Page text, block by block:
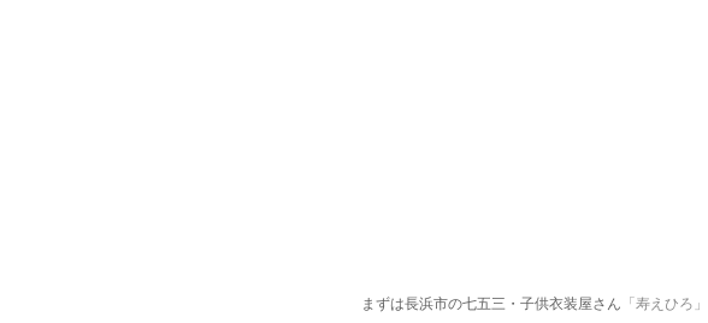
まずは長浜市の七五三・子供衣装屋さん 「寿えひろ」